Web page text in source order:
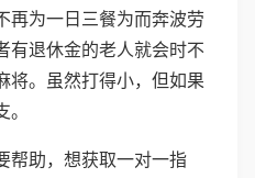
再为一日三餐为而奔波劳
有退休金的老人就会时不
将。虽然打得小，但如果
帮助，想获取一对一指